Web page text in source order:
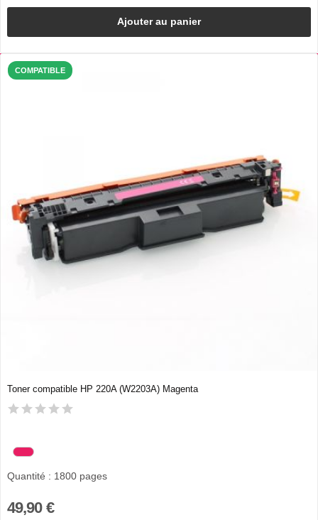
Ajouter au panier
COMPATIBLE
Toner compatible HP 220A (W2203A) Magenta
Quantité : 1800 pages
49,90 €